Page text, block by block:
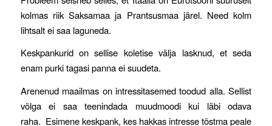
kolmas riik Saksamaa ja Prantsusmaa järel. Need kolm
lihtsalt ei saa laguneda.
Keskpankurid on sellise koletise välja lasknud, et seda
enam purki tagasi panna ei suudeta.
Arenenud maailmas on intressitasemed toodud alla. Sellist
võlga ei saa teenindada muudmoodi kui läbi odava
raha. Esimene keskpank, kes hakkas intresse tõstma peale